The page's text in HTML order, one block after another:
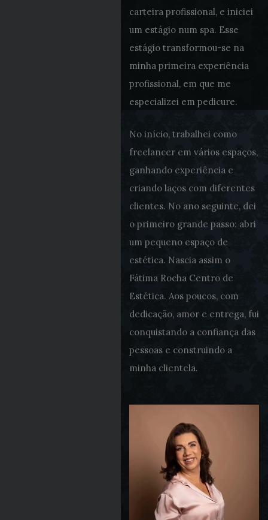
carteira profissional, e iniciei
um estágio num spa. Esse
estágio transformou-se na
minha primeira experiência
profissional, em que me
especializei em pedicure.
No início, trabalhei como
freelancer em vários espaços,
ganhando experiência e
criando laços com diferentes
clientes. No ano seguinte, dei
o primeiro grande passo: abri
um pequeno espaço de
estética. Nascia assim o
Fátima Rocha Centro de
Estética. Aos poucos, com
dedicação, amor e entrega, fui
conquistando a confiança das
pessoas e construindo a
minha clientela.